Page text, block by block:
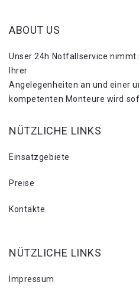
ABOUT US
Unser 24h Notfallservice nimmt
Ihrer
Angelegenheiten an und einer
kompetenten Monteure wird
NÜTZLICHE LINKS
Einsatzgebiete
Preise
Kontakte
NÜTZLICHE LINKS
Impressum